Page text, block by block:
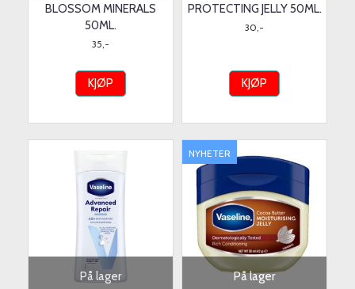
BLOSSOM MINERALS
50ML.
35,-
KJØP
PROTECTING JELLY 50ML.
30,-
KJØP
På lager På lager
NYHETER